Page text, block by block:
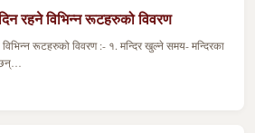
रहने विभिन्न रूटहरुको विवरण
रूटहरुको विवरण :- १. मन्दिर खुल्ने समय- मन्दिरका